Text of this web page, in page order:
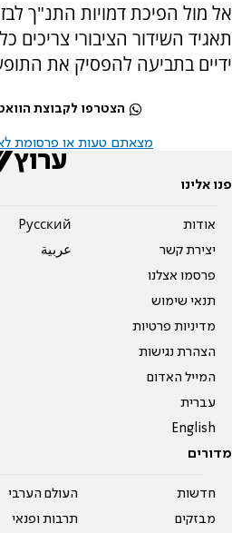
אל מול הפיכת דמויות התנ"ך
תאגיד השידור הציבורי צריכים
ידיים בתביעה להפסיק את
הצטרפו לקבוצת
מצאתם טעות או פרסומת לא
פנו אלינו
אודות
יצירת קשר
פרסמו אצלנו
תנאי שימוש
מדיניות פרטיות
הצהרת נגישות
המייל האדום
עברית
English
Pусский
عربية
מדורים
חדשות
מבזקים
העולם הערבי
תרבות ופנאי